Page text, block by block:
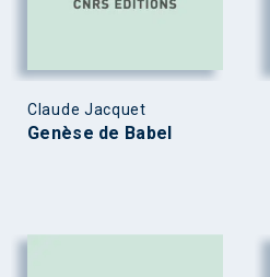
Claude Jacquet
Genèse de Babel